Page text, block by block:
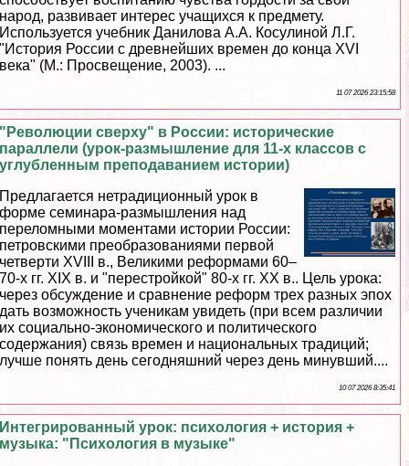
народ, развивает интерес учащихся к предмету.
Используется учебник Данилова А.А. Косулиной Л.Г.
"История России с древнейших времен до конца XVI
века" (М.: Просвещение, 2003). ...
11 07 2026 23:15:58
"Революции сверху" в России: исторические
параллели (урок-размышление для 11-х классов с
углубленным преподаванием истории)
Предлагается нетрадиционный урок в
форме семинара-размышления над
переломными моментами истории России:
петровскими преобразованиями первой
четверти XVIII в., Великими реформами 60–
70-х гг. XIX в. и "перестройкой" 80-х гг. ХХ в.. Цель урока:
через обсуждение и сравнение реформ трех разных эпох
дать возможность ученикам увидеть (при всем различии
их социально-экономического и политического
содержания) связь времен и национальных традиций;
лучше понять день сегодняшний через день минувший....
10 07 2026 8:35:41
Интегрированный урок: психология + история +
музыка: "Психология в музыке"